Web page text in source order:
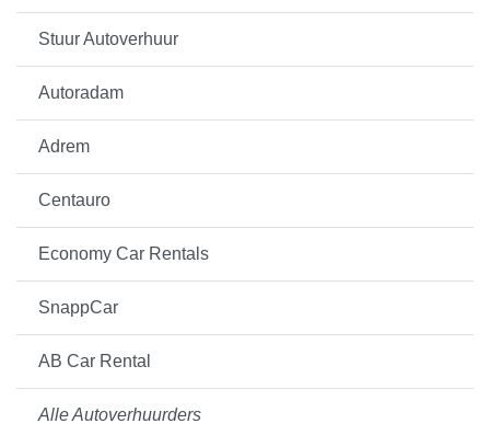
Stuur Autoverhuur
Autoradam
Adrem
Centauro
Economy Car Rentals
SnappCar
AB Car Rental
Alle Autoverhuurders